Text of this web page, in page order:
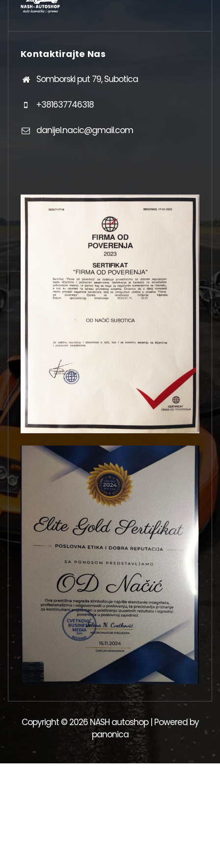
Kontaktirajte Nas
Somborski put 79, Subotica
+381637746318
danijel.nacic@gmail.com
Copyright © 2026 NASH autoshop | Powered by
panonica